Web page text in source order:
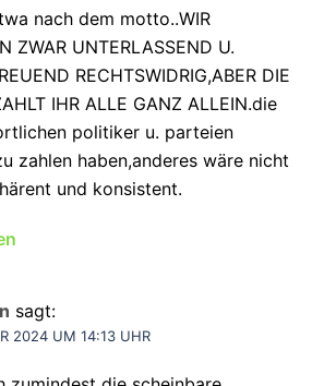
nach dem motto..WIR
ZWAR UNTERLASSEND U.
RECHTSWIDRIG,ABER DIE
IHR ALLE GANZ ALLEIN.die
politiker u. parteien
zahlen haben,anderes wäre nicht
und konsistent.
sagt:
2024 UM 14:13 UHR